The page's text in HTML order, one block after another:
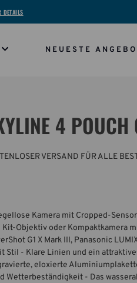
NEUESTE
4 POUCH
VERSAND FÜR ALLE
Kamera mit Cropped-
Objektiv oder Kompaktkamera
G1 X Mark III, Panasonic
Stil - Klare Linien und ein
eloxierte
Wetterbeständigkeit - Das